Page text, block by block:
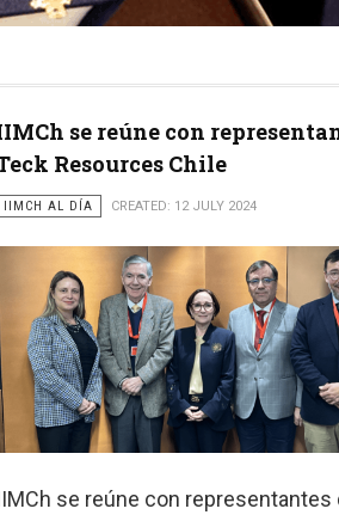
se reúne con
Resources Chile
IIMCH AL DÍA CREATED: 12 JULY 2024
se reúne con representantes